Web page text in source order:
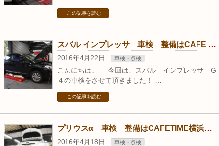
この記事を読む
スバル インプレッサ 車検 整備はCAFE TIME横浜都筑で！
2016年4月22日 車検・点検
こんにちは。 今回は、スバル インプレッサ G
４の車検をさせて頂きました！ …
この記事を読む
プリウスα 車検 整備はCAFETIME横浜都筑で！
2016年4月18日 車検・点検